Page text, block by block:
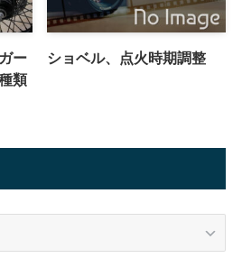
ー
類
ショベル、点火時期調整